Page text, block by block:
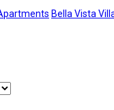
Bella Vista